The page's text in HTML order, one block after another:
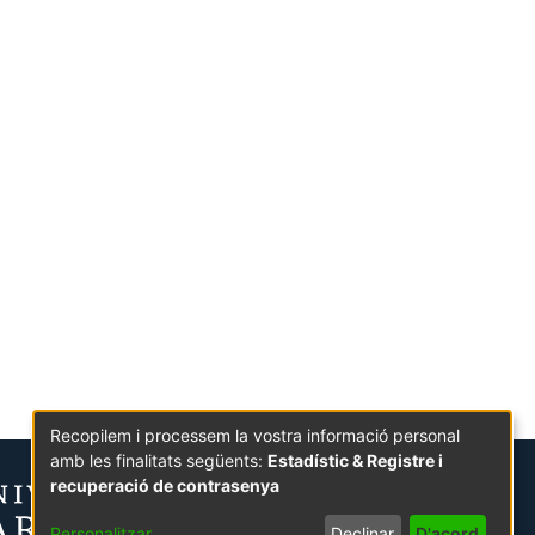
Recopilem i processem la vostra informació personal
amb les finalitats següents: Estadístic & Registre i
recuperació de contrasenya